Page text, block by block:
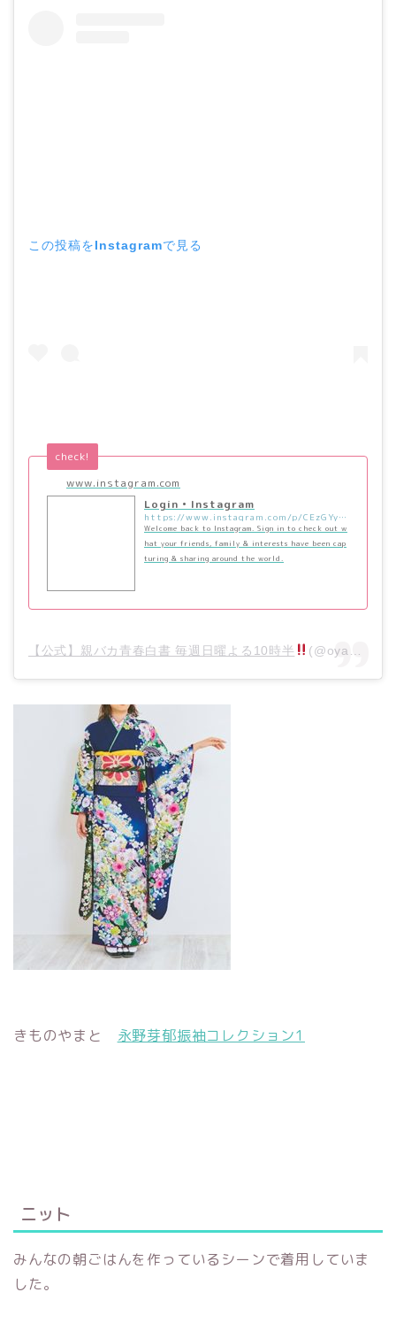
この投稿をInstagramで見る
www.instagram.com
check!
Login • Instagram
https://www.instagram.com/p/CEzGYykpSeu/?utm_source=ig_embed&utm_campaign=loading
Welcome back to Instagram. Sign in to check out w
hat your friends, family & interests have been cap
turing & sharing around the world.
【公式】親バカ青春白書 毎週日曜よる10時半 (@oyabaka_ntv)がシェアした投稿 –
きものやまと 永野芽郁振袖コレクション1
ニット
みんなの朝ごはんを作っているシーンで着用していま
した。